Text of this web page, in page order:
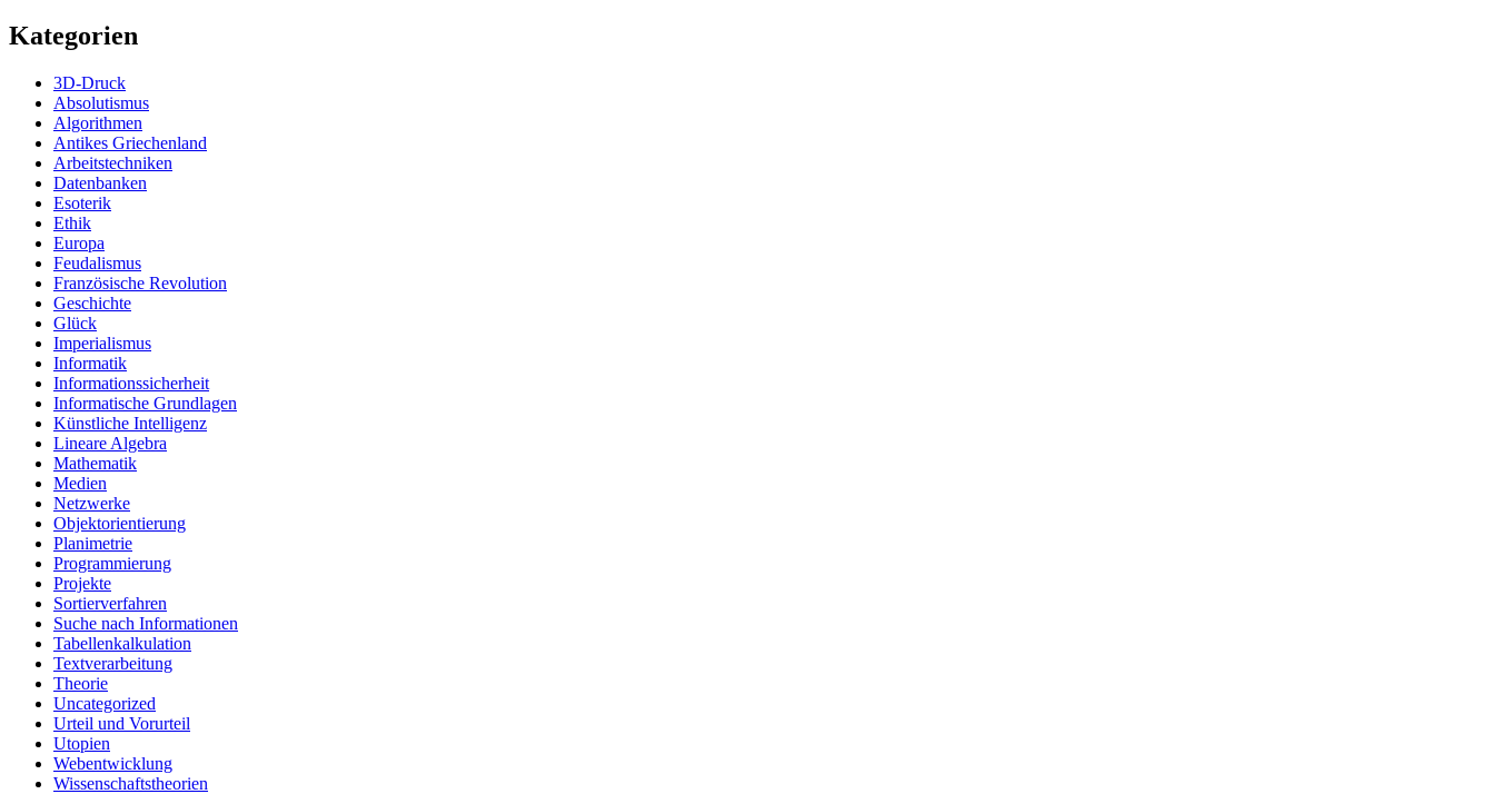
Kategorien
3D-Druck
Absolutismus
Algorithmen
Antikes Griechenland
Arbeitstechniken
Datenbanken
Esoterik
Ethik
Europa
Feudalismus
Französische Revolution
Geschichte
Glück
Imperialismus
Informatik
Informationssicherheit
Informatische Grundlagen
Künstliche Intelligenz
Lineare Algebra
Mathematik
Medien
Netzwerke
Objektorientierung
Planimetrie
Programmierung
Projekte
Sortierverfahren
Suche nach Informationen
Tabellenkalkulation
Textverarbeitung
Theorie
Uncategorized
Urteil und Vorurteil
Utopien
Webentwicklung
Wissenschaftstheorien